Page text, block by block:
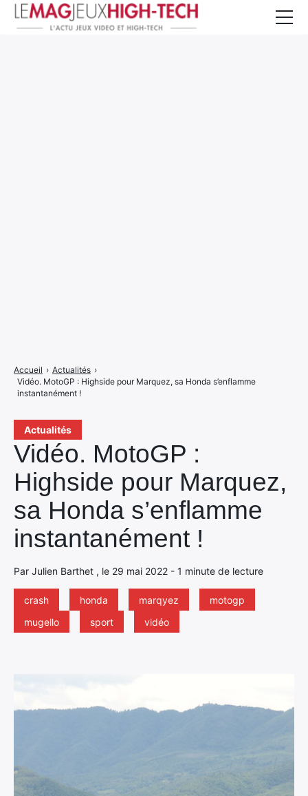
Actualités
Vidéo. MotoGP :
Highside pour Marquez,
sa Honda s’enflamme
instantanément !
Par Julien Barthet , le 29 mai 2022 - 1 minute de lecture
crash honda marqyez
motogp
mugello
sport vidéo
Accueil › Actualités ›
Vidéo. MotoGP : Highside pour Marquez, sa Honda s’enflamme
instantanément !